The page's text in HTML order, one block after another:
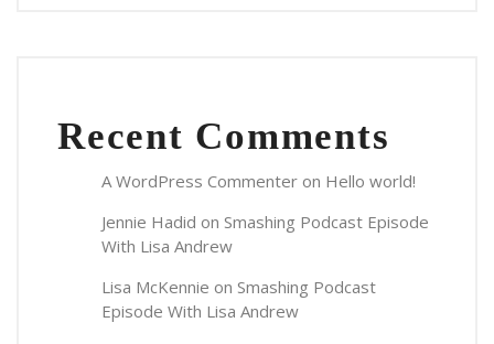
Recent Comments
A WordPress Commenter on Hello world!
Jennie Hadid on Smashing Podcast Episode
With Lisa Andrew
Lisa McKennie on Smashing Podcast
Episode With Lisa Andrew